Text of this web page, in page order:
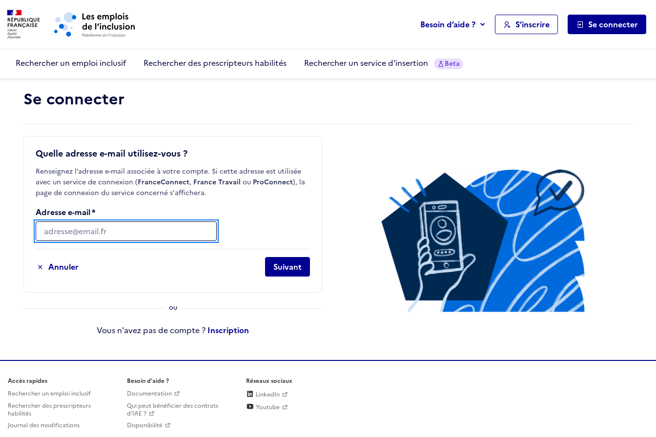
Aller au menu principal
Besoin d’aide ? S’inscrire Se connecter
Rechercher un emploi inclusif Rechercher des prescripteurs habilités Rechercher un service d'insertion Beta
Se connecter
Quelle adresse e-mail utilisez-vous ?
Renseignez l’adresse e-mail associée à votre compte. Si cette adresse est utilisée
avec un service de connexion (FranceConnect, France Travail ou ProConnect), la
page de connexion du service concerné s'affichera.
Adresse e-mail
Adresse e-mail
Annuler Suivant
Vous n'avez pas de compte ? Inscription
Accès rapides
Rechercher un emploi inclusif
Rechercher des prescripteurs
habilités
Journal des modifications
Besoin d'aide ?
Documentation
Qui peut bénéficier des contrats
d'IAE ?
Disponibilité
Réseaux sociaux
LinkedIn
Youtube